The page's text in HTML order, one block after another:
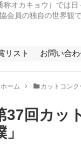
オカキョウ）では
会員の独自の世界観
リスト お問い合
ホーム カットコン
37回カッ